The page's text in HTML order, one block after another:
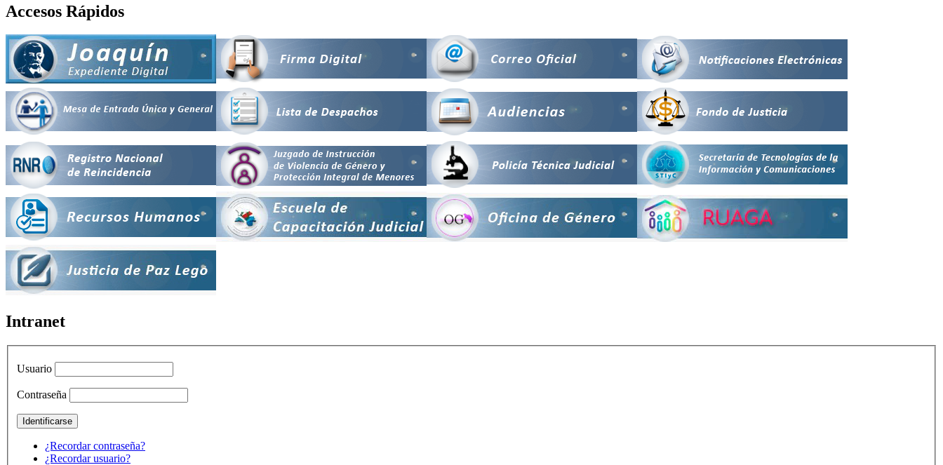
Accesos Rápidos
Intranet
Usuario
Contraseña
¿Recordar contraseña?
¿Recordar usuario?